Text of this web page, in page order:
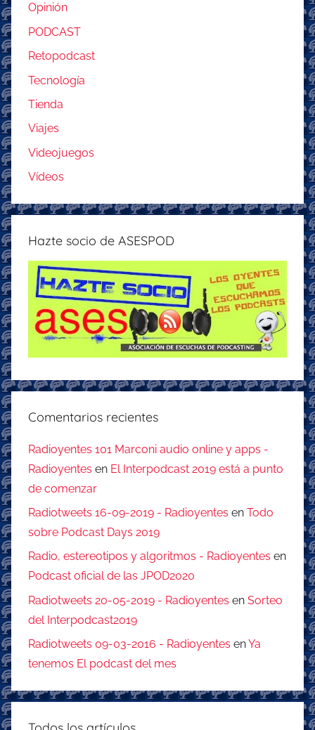
Opinión
PODCAST
Retopodcast
Tecnología
Tienda
Viajes
Videojuegos
Vídeos
Hazte socio de ASESPOD
Comentarios recientes
Radioyentes 101 Marconi audio online y apps -
Radioyentes en El Interpodcast 2019 está a punto
de comenzar
Radiotweets 16-09-2019 - Radioyentes en Todo
sobre Podcast Days 2019
Radio, estereotipos y algoritmos - Radioyentes en
Podcast oficial de las JPOD2020
Radiotweets 20-05-2019 - Radioyentes en Sorteo
del Interpodcast2019
Radiotweets 09-03-2016 - Radioyentes enYa
tenemos El podcast del mes